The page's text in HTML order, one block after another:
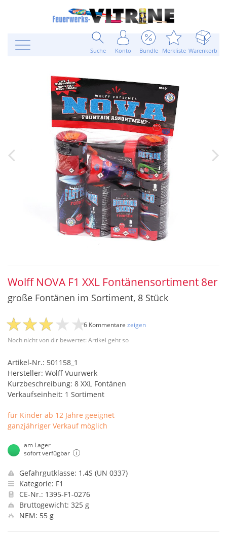
Suche Konto Bundle Merkliste Warenkorb
Wolff NOVA F1 XXL Fontänensortiment 8er
große Fontänen im Sortiment, 8 Stück
Noch nicht von dir bewertet: Artikel geht so
6 Kommentare zeigen
Artikel-Nr.: 501158_1
Hersteller: Wolff Vuurwerk
Kurzbeschreibung: 8 XXL Fontänen
Verkaufseinheit: 1 Sortiment
für Kinder ab 12 Jahre geeignet
ganzjähriger Verkauf möglich
am Lager
sofort verfügbar
Gefahrgutklasse: 1.4S (UN 0337)
Kategorie: F1
CE-Nr.: 1395-F1-0276
Bruttogewicht: 325 g
NEM: 55 g